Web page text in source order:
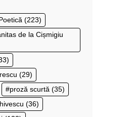
(223)
de la Cișmigiu
(29)
proză scurtă (35)
(36)